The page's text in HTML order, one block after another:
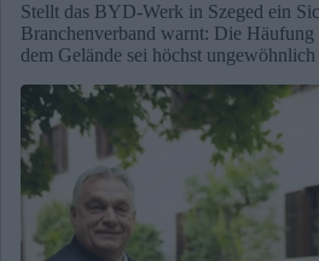
Stellt das BYD-Werk in Szeged ein
Branchenverband warnt: Die
dem Gelände sei höchst ungewöhnlich